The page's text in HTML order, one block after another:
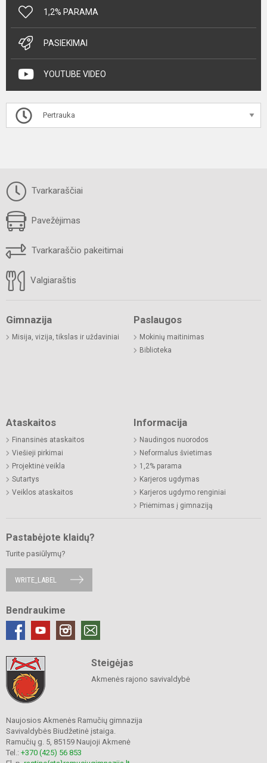
1,2% PARAMA
PASIEKIMAI
YOUTUBE VIDEO
Pertrauka
Tvarkaraščiai
Pavežėjimas
Tvarkaraščio pakeitimai
Valgiaraštis
Gimnazija
Misija, vizija, tikslas ir uždaviniai
Paslaugos
Mokinių maitinimas
Biblioteka
Ataskaitos
Finansinės ataskaitos
Viešieji pirkimai
Projektinė veikla
Sutartys
Veiklos ataskaitos
Informacija
Naudingos nuorodos
Neformalus švietimas
1,2% parama
Karjeros ugdymas
Karjeros ugdymo renginiai
Priėmimas į gimnaziją
Pastabėjote klaidų?
Turite pasiūlymų?
WRITE_LABEL
Bendraukime
Steigėjas
Akmenės rajono savivaldybė
Naujosios Akmenės Ramučių gimnazija
Savivaldybės Biudžetinė įstaiga.
Ramučių g. 5, 85159 Naujoji Akmenė
Tel.: +370 (425) 56 853